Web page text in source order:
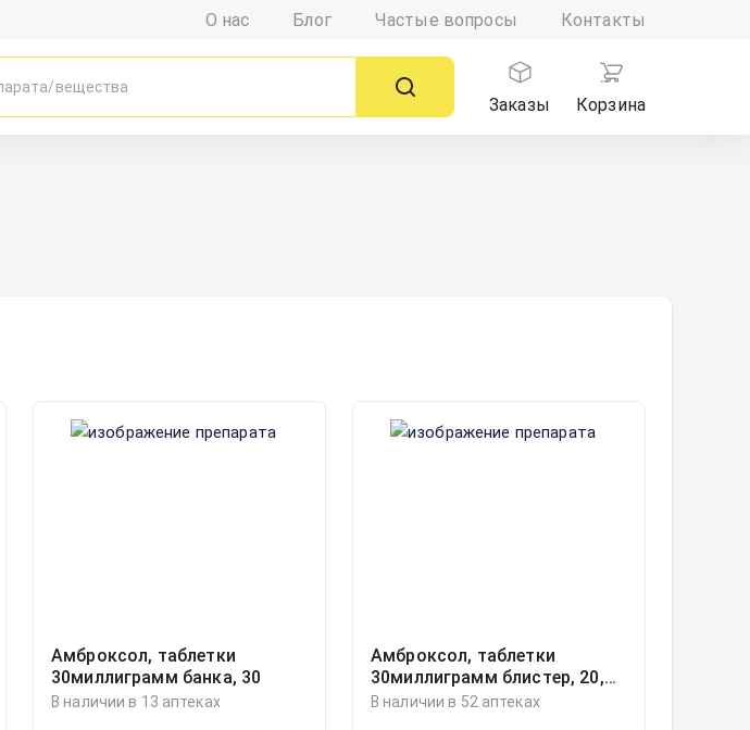
О нас Блог Частые вопросы Контакты
Заказы
Корзина
Амброксол, таблетки
30миллиграмм банка, 30
В наличии в 13 аптеках
Амброксол, таблетки
30миллиграмм блистер, 20,
Озон ООО, Россия
В наличии в 52 аптеках